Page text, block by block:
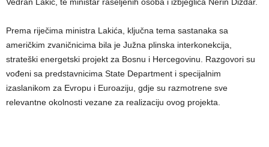
Prema riječima ministra Lakića, ključna tema sastanaka sa
američkim zvaničnicima bila je Južna plinska interkonekcija,
strateški energetski projekt za Bosnu i Hercegovinu. Razgovori su
vođeni sa predstavnicima State Department i specijalnim
izaslanikom za Evropu i Euroaziju, gdje su razmotrene sve
relevantne okolnosti vezane za realizaciju ovog projekta.